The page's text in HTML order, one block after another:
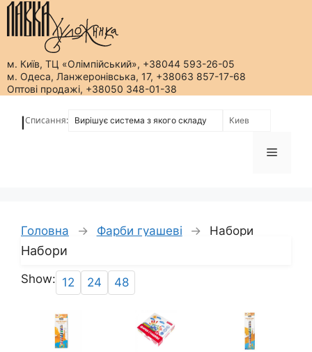
м. Київ, ТЦ «Олімпійський», +38044 593-26-05
м. Одеса, Ланжеронівська, 17, +38063 857-17-68
Оптові продажі, +38050 348-01-38
Списання:
Меню
Головна → Фарби гуашеві → Набори
Набори
Show: 12 24 48